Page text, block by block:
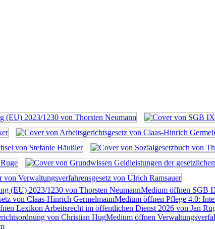
(EU) 2023/1230 von Thorsten NeumannMedium öffnen SGB
von Claas-Hinrich GermelmannMedium öffnen Pflege 4.0:
Lexikon Arbeitsrecht im öffentlichen Dienst 2026 von Jan
von Christian HugMedium öffnen